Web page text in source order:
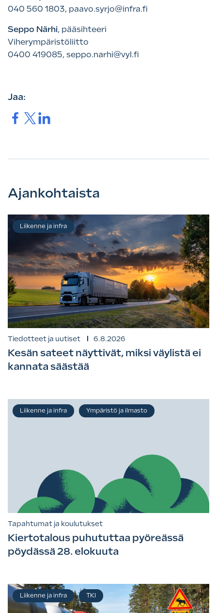
040 560 1803, paavo.syrjo@infra.fi
Seppo Närhi, pääsihteeri
Viherympäristöliitto
0400 419085, seppo.narhi@vyl.fi
Jaa:
Jaa. Jaa.Jaa.
Ajankohtaista
Tiedotteet ja uutiset 6.8.2026
Kesän sateet näyttivät, miksi väylistä ei
kannata säästää
Liikenne ja infra
Tapahtumat ja koulutukset
Kiertotalous puhututtaa pyöreässä
pöydässä 28. elokuuta
Liikenne ja infra Ympäristö ja ilmasto
Liikenne ja infra TKI